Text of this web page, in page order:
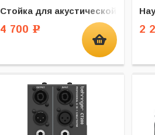
Стойка для акустической
4 700 Р 2